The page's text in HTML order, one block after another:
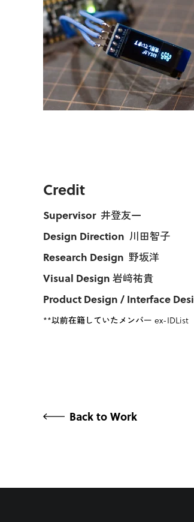
Credit
Supervisor 井登友一
Design Direction 川田智子
Research Design 野坂洋
Visual Design 岩﨑祐貴
Product Design / Interface
**以前在籍していたメンバー ex-IDList
Back to Work